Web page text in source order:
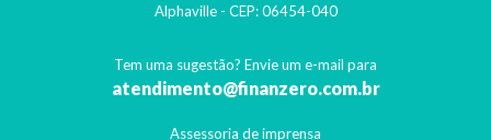
Alphaville- CEP: 06454-040
Tem uma sugestão? Envie um e-mail para
atendimento@finanzero.com.br
Assessoria de imprensa